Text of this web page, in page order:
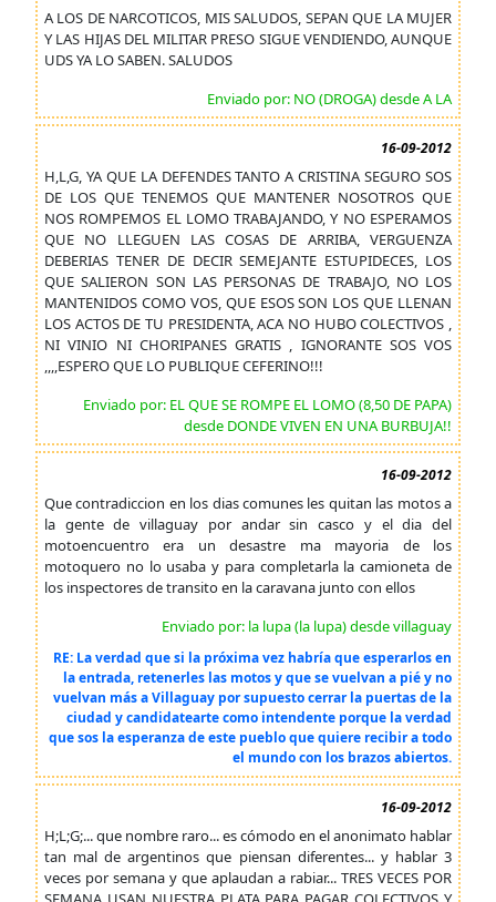
A LOS DE NARCOTICOS, MIS SALUDOS, SEPAN QUE LA MUJER
Y LAS HIJAS DEL MILITAR PRESO SIGUE VENDIENDO, AUNQUE
UDS YA LO SABEN. SALUDOS
Enviado por: NO (DROGA) desde A LA
16-09-2012
H,L,G, YA QUE LA DEFENDES TANTO A CRISTINA SEGURO SOS
DE LOS QUE TENEMOS QUE MANTENER NOSOTROS QUE
NOS ROMPEMOS EL LOMO TRABAJANDO, Y NO ESPERAMOS
QUE NO LLEGUEN LAS COSAS DE ARRIBA, VERGUENZA
DEBERIAS TENER DE DECIR SEMEJANTE ESTUPIDECES, LOS
QUE SALIERON SON LAS PERSONAS DE TRABAJO, NO LOS
MANTENIDOS COMO VOS, QUE ESOS SON LOS QUE LLENAN
LOS ACTOS DE TU PRESIDENTA, ACA NO HUBO COLECTIVOS ,
NI VINIO NI CHORIPANES GRATIS , IGNORANTE SOS VOS
,,,,ESPERO QUE LO PUBLIQUE CEFERINO!!!
Enviado por: EL QUE SE ROMPE EL LOMO (8,50 DE PAPA)
desde DONDE VIVEN EN UNA BURBUJA!!
16-09-2012
Que contradiccion en los dias comunes les quitan las motos a
la gente de villaguay por andar sin casco y el dia del
motoencuentro era un desastre ma mayoria de los
motoquero no lo usaba y para completarla la camioneta de
los inspectores de transito en la caravana junto con ellos
Enviado por: la lupa (la lupa) desde villaguay
RE: La verdad que si la próxima vez habría que esperarlos en
la entrada, retenerles las motos y que se vuelvan a pié y no
vuelvan más a Villaguay por supuesto cerrar la puertas de la
ciudad y candidatearte como intendente porque la verdad
que sos la esperanza de este pueblo que quiere recibir a todo
el mundo con los brazos abiertos.
16-09-2012
H;L;G;... que nombre raro... es cómodo en el anonimato hablar
tan mal de argentinos que piensan diferentes... y hablar 3
veces por semana y que aplaudan a rabiar... TRES VECES POR